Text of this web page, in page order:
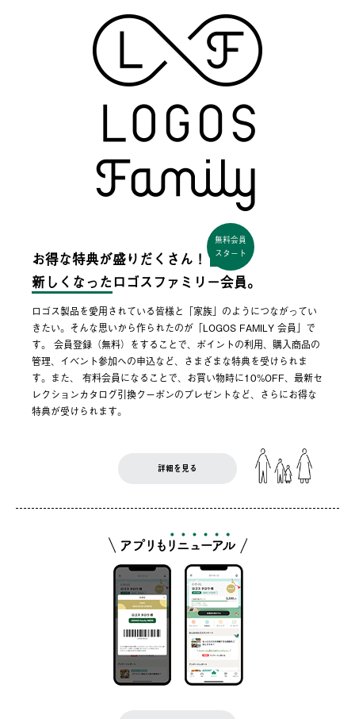
お得な特典が盛りだくさん！
無料会員
スタート
新しくなった ロゴスファミリー会員。
ロゴス製品を愛用されている皆様と「家族」のようにつながってい
きたい。そんな思いから作られたのが「LOGOS FAMILY 会員」で
す。 会員登録（無料）をすることで、ポイントの利用、購入商品の
管理、イベント参加への申込など、さまざまな特典を受けられま
す。また、 有料会員になることで、お買い物時に10%OFF、最新セ
レクションカタログ引換クーポンのプレゼントなど、さらにお得な
特典が受けられます。
詳細を見る